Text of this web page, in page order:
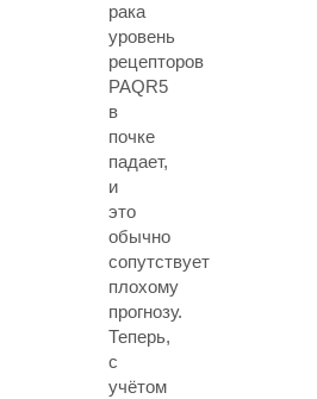
рака
уровень
рецепторов
PAQR5
в
почке
падает,
и
это
обычно
сопутствует
плохому
прогнозу.
Теперь,
с
учётом